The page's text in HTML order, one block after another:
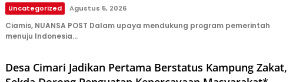
Uncategorized Agustus 5, 2026
Ciamis, NUANSA POST Dalam upaya mendukung program pemerintah
menuju Indonesia…
Desa Cimari Jadikan Pertama Berstatus Kampung Zakat,